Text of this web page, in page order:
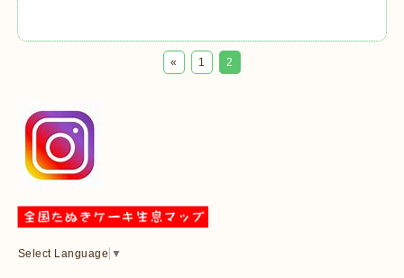
« 1 2
Select Language ▼